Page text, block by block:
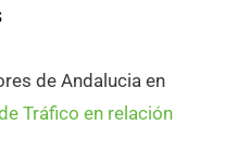
de Andalucia en
Tráfico en relación